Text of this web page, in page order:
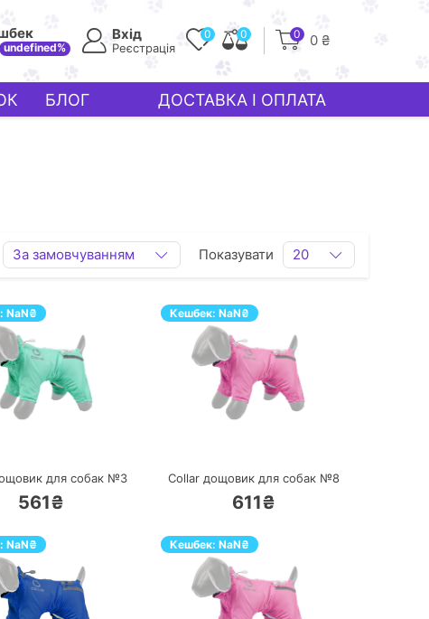
undefined%
Вхід
Реєстрація
0 0 0 0 ₴
БЛОГ ДОСТАВКА І ОПЛАТА
За замовчуванням Показувати 20
NaN₴
для собак №3
561₴
Кешбек: NaN₴
Collar дощовик для собак №8
611₴
NaN₴ Кешбек: NaN₴